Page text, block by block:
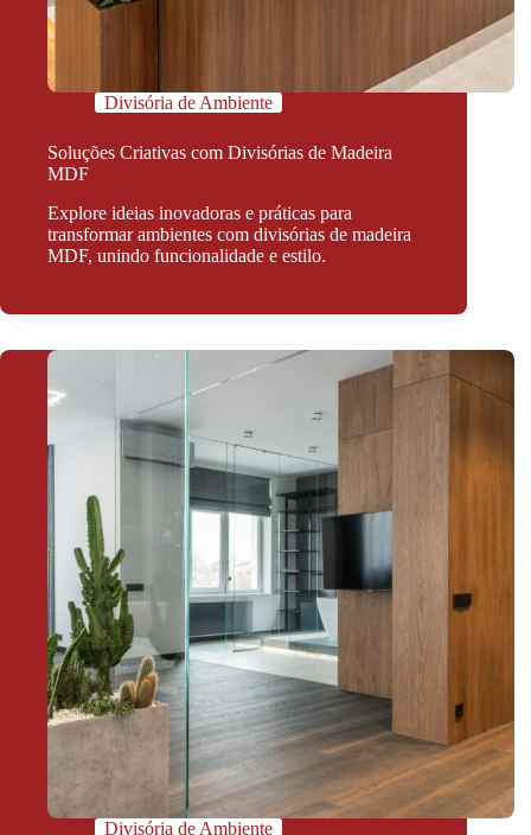
Divisória de Ambiente
Soluções Criativas com Divisórias de Madeira
MDF
Explore ideias inovadoras e práticas para
transformar ambientes com divisórias de madeira
MDF, unindo funcionalidade e estilo.
Divisória de Ambiente